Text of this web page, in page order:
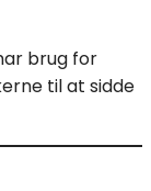
brug for
til at sidde